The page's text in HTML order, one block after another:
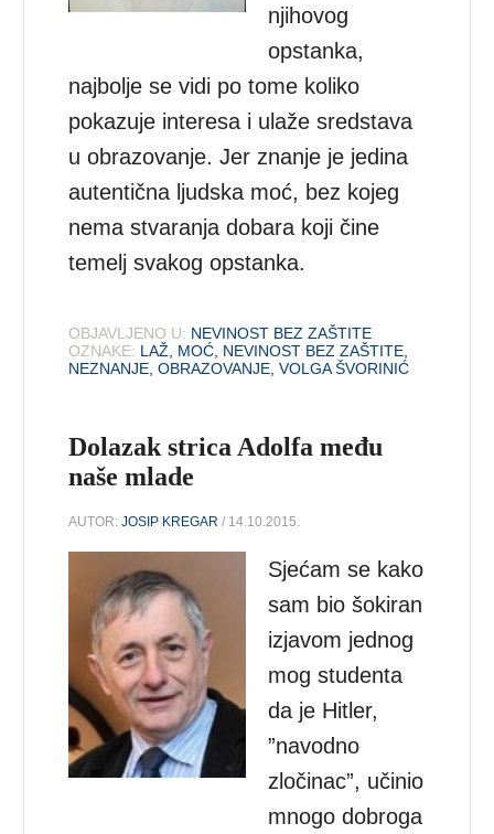
njihovog
opstanka,
najbolje se vidi po tome koliko
pokazuje interesa i ulaže sredstava
u obrazovanje. Jer znanje je jedina
autentična ljudska moć, bez kojeg
nema stvaranja dobara koji čine
temelj svakog opstanka.
OBJAVLJENO U: NEVINOST BEZ ZAŠTITE
OZNAKE: LAŽ MOĆ NEVINOST BEZ ZAŠTITE
NEZNANJE ,OBRAZOVANJE ,VOLGA ŠVORINIĆ
Dolazak strica Adolfa među
naše mlade
AUTOR:JOSIP KREGAR / 14.10.2015.
Sjećam se kako
sam bio šokiran
izjavom jednog
mog studenta
da je Hitler,
”navodno
zločinac”, učinio
mnogo dobroga